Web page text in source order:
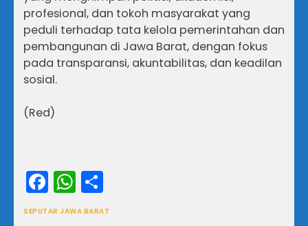
profesional, dan tokoh masyarakat yang
peduli terhadap tata kelola pemerintahan dan
pembangunan di Jawa Barat, dengan fokus
pada transparansi, akuntabilitas, dan keadilan
sosial.
(Red)
Facebook
WhatsApp
SEPUTAR JAWA BARAT